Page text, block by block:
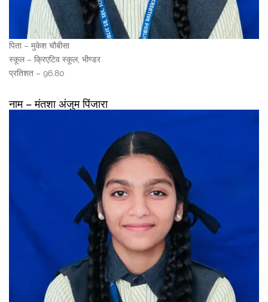
पिता – मुकेश चौबीसा
स्कूल – क्रिएटिव स्कूल, भीण्डर
प्रतिशत – 96.80
नाम – मंतशा अंजुम पिंजारा